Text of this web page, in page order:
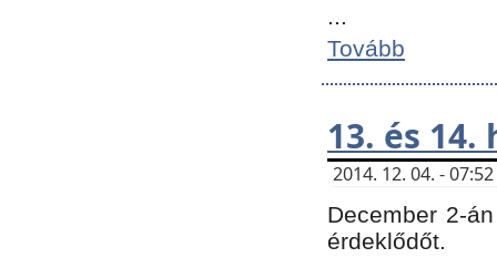
...
Tovább
13. és
2014. 12. 04. -
December 2-
érdeklődőt.